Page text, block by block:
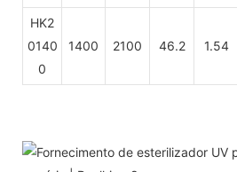
HK2
0140
0
1400 2100 46.2 1.54